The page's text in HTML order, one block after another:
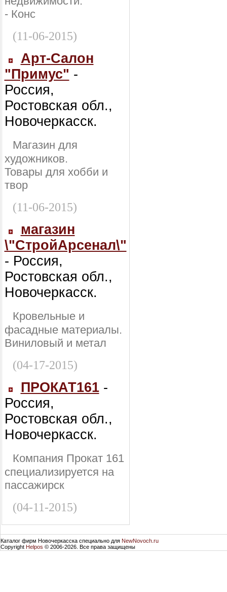
- Конс
(11-06-2015)
Арт-Салон
"Примус" -
Россия,
Ростовская обл.,
Новочеркасск.
Магазин для
художников.
Товары для хобби и
твор
(11-06-2015)
магазин
\"СтройАрсенал\"
- Россия,
Ростовская обл.,
Новочеркасск.
Кровельные и
фасадные материалы.
Виниловый и метал
(04-17-2015)
ПРОКАТ161-
Россия,
Ростовская обл.,
Новочеркасск.
Компания Прокат 161
специализируется на
пассажирск
(04-11-2015)
Каталог фирм Новочеркасска специально для NewNovoch.ru
Copyright Helpos © 2006-2026. Все права защищены